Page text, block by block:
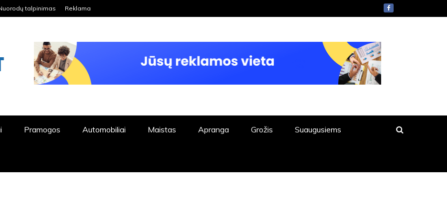
talpinimas Reklama
Pramogos Automobiliai Maistas Apranga Grožis Suaugusiems